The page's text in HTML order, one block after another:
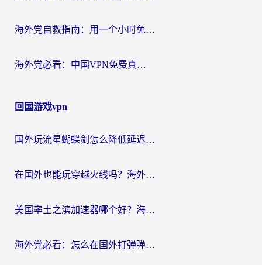
海外党自救指南：用一个小时免费加速器，轻松打破国内资源访问壁垒？
海外党必看：中国VPN免费真的靠谱吗？手把手教你选对回国加速器
回国游戏vpn
国外玩流星蝴蝶剑怎么降低延迟？海外党必看的加速秘籍（含欧洲鸣潮&彩虹岛优化攻略）
在国外也能玩穿越火线吗？海外玩家国服游戏畅玩终极指南
美国率土之滨加速器哪个好？海外党国服游戏畅玩终极指南（附多游戏解决方案）
海外党必看：怎么在国外打弹弹堂不卡？番茄加速器亲测指南